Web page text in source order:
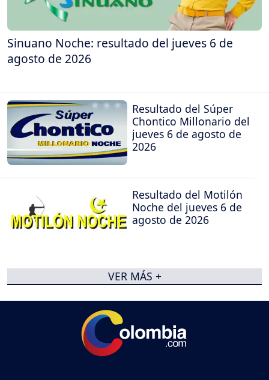
Sinuano Noche: resultado del jueves 6 de
agosto de 2026
Resultado del Súper
Chontico Millonario del
jueves 6 de agosto de
2026
Resultado del Motilón
Noche del jueves 6 de
agosto de 2026
VER MÁS +